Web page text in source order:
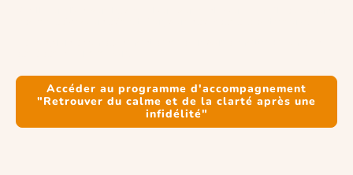
Accéder au programme d'accompagnement
"Retrouver du calme et de la clarté après une
infidélité"